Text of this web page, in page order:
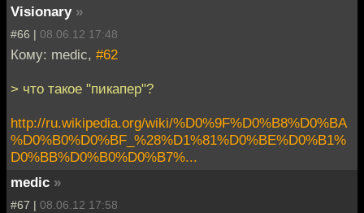
Visionary »
#66 | 08.06.12 17:48
Кому: medic, #62
> что такое "пикапер"?
http://ru.wikipedia.org/wiki/%D0%9F%D0%B8%D0%BA
%D0%B0%D0%BF_%28%D1%81%D0%BE%D0%B1%
D0%BB%D0%B0%D0%B7%...
medic »
#67 | 08.06.12 17:58